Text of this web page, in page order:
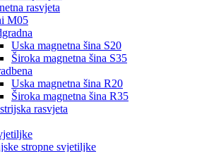
rasvjeta
M05
Uska magnetna šina S20
Široka magnetna šina S35
Uska magnetna šina R20
Široka magnetna šina R35
rasvjeta
stropne svjetiljke